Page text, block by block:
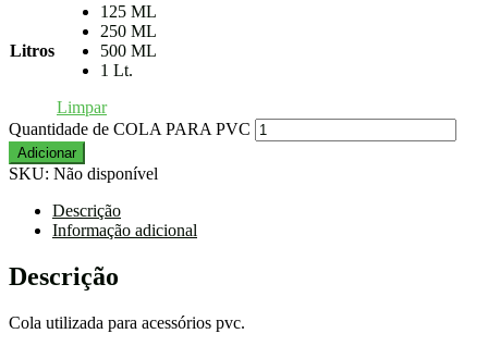
Litros
125 ML
250 ML
500 ML
1 Lt.
Limpar
Quantidade de COLA PARA PVC
Adicionar
SKU: Não disponível
Descrição
Informação adicional
Descrição
Cola utilizada para acessórios pvc.